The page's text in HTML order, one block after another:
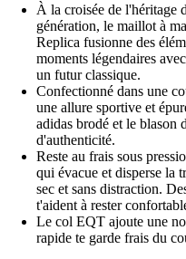
À la croisée de l'héritage
génération, le maillot à
Replica fusionne des
moments légendaires
un futur classique.
Confectionné dans une
une allure sportive et
adidas brodé et le blason
d'authenticité.
Reste au frais sous
qui évacue et disperse la
sec et sans distraction.
t'aident à rester
Le col EQT ajoute une
rapide te garde frais du